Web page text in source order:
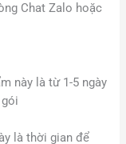
Chat Zalo hoặc
này là từ 1-5 ngày
là thời gian để